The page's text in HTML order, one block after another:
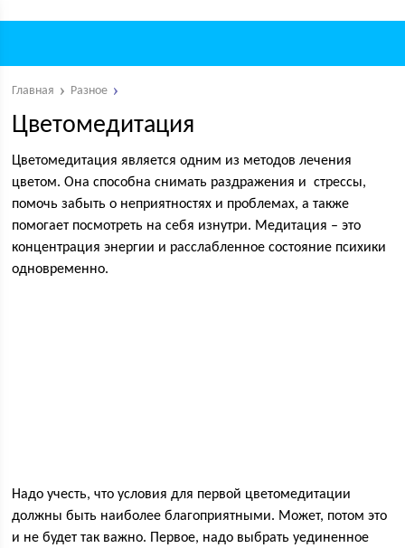
Главная Разное
Цветомедитация
Цветомедитация является одним из методов лечения
цветом. Она способна снимать раздражения и стрессы,
помочь забыть о неприятностях и проблемах, а также
помогает посмотреть на себя изнутри. Медитация – это
концентрация энергии и расслабленное состояние психики
одновременно.
Надо учесть, что условия для первой цветомедитации
должны быть наиболее благоприятными. Может, потом это
и не будет так важно. Первое, надо выбрать уединенное